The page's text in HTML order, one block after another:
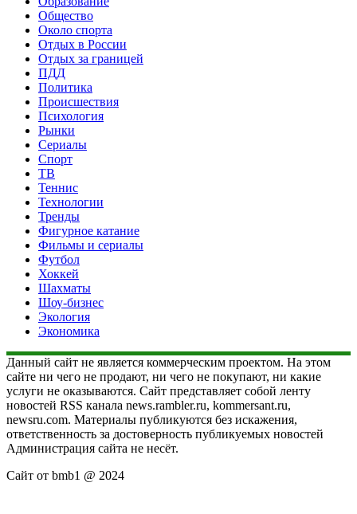
Общество
Около спорта
Отдых в России
Отдых за границей
ПДД
Политика
Происшествия
Психология
Рынки
Сериалы
Спорт
ТВ
Теннис
Технологии
Тренды
Фигурное катание
Фильмы и сериалы
Футбол
Хоккей
Шахматы
Шоу-бизнес
Экология
Экономика
Данный сайт не является коммерческим проектом. На этом
сайте ни чего не продают, ни чего не покупают, ни какие
услуги не оказываются. Сайт представляет собой ленту
новостей RSS канала news.rambler.ru, kommersant.ru,
newsru.com. Материалы публикуются без искажения,
ответственность за достоверность публикуемых новостей
Администрация сайта не несёт.
Сайт от bmb1 @ 2024